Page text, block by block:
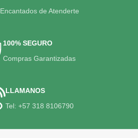
Encantados de Atenderte
100% SEGURO
Compras Garantizadas
LLAMANOS
Tel: +57 318 8106790